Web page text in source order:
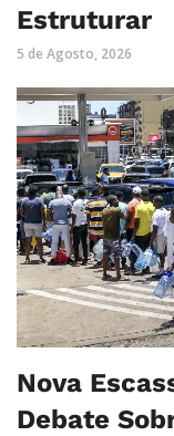
Estruturar
5 de Agosto, 2026
Nova
Debate